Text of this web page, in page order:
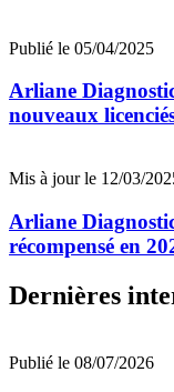
Publié le 05/04/2025
Arliane
nouveaux
Mis à jour le 12/03/
Arliane
récompensé en
Dernières
Publié le 08/07/2026